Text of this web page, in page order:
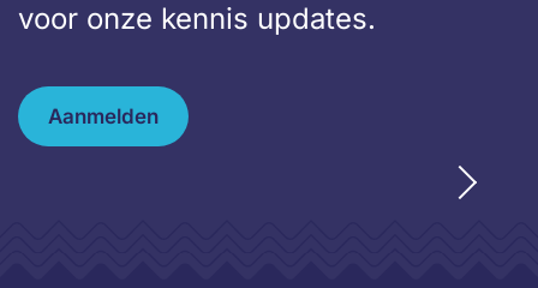
voor onze kennis updates.
Aanmelden